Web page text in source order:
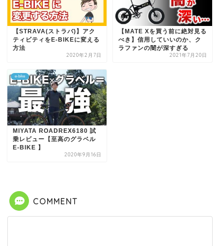
【STRAVA(ストラバ)】アク
ティビティをE-BIKEに変える
方法
2020年2月7日
【MATE Xを買う前に絶対見る
べき】信用していいのか、ク
ラファンの闇が深すぎる
2021年7月20日
e-bike
MIYATA ROADREX6180 試
乗レビュー【至高のグラベル
E-BIKE 】
2020年9月16日
COMMENT